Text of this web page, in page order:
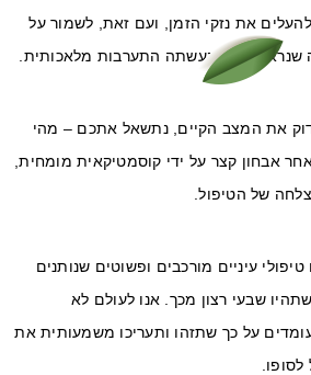
להעלים את נזקי הזמן, ועם זאת, לשמור על
כאילו נעשתה התערבות מלאכותית.
את המצב הקיים, נתשאל אתכם – מהי
אבחון קצר על ידי קוסמטיקאית מומחית,
של הטיפול.
עיניים מורכבים ופשוטים שנותנים
שבעי רצון מכך. אנו לעולם לא
על כך שתזהו ותעריכו משמעותית את